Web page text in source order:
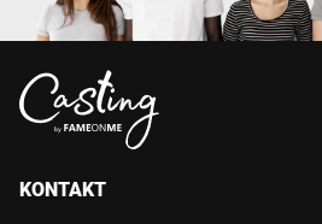
KONTAKT